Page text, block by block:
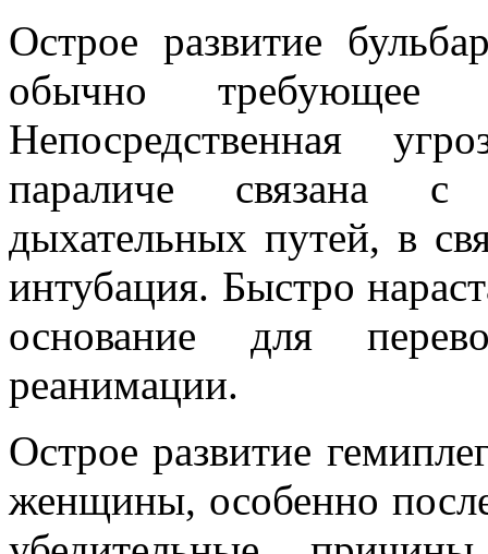
Острое развитие
обычно требующее
Непосредственная
параличе связана с
дыхательных путей, в
интубация. Быстро
основание для
реанимации.
Острое развитие
женщины, особенно